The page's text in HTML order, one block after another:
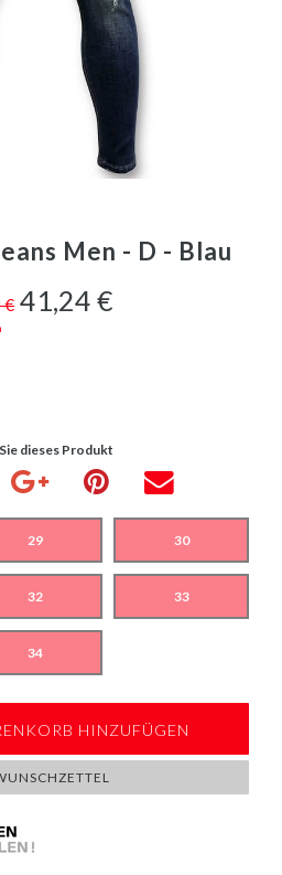
Men - D - Blau
€ 41,24 €
dieses Produkt
29 30
32 33
34
HINZUFÜGEN